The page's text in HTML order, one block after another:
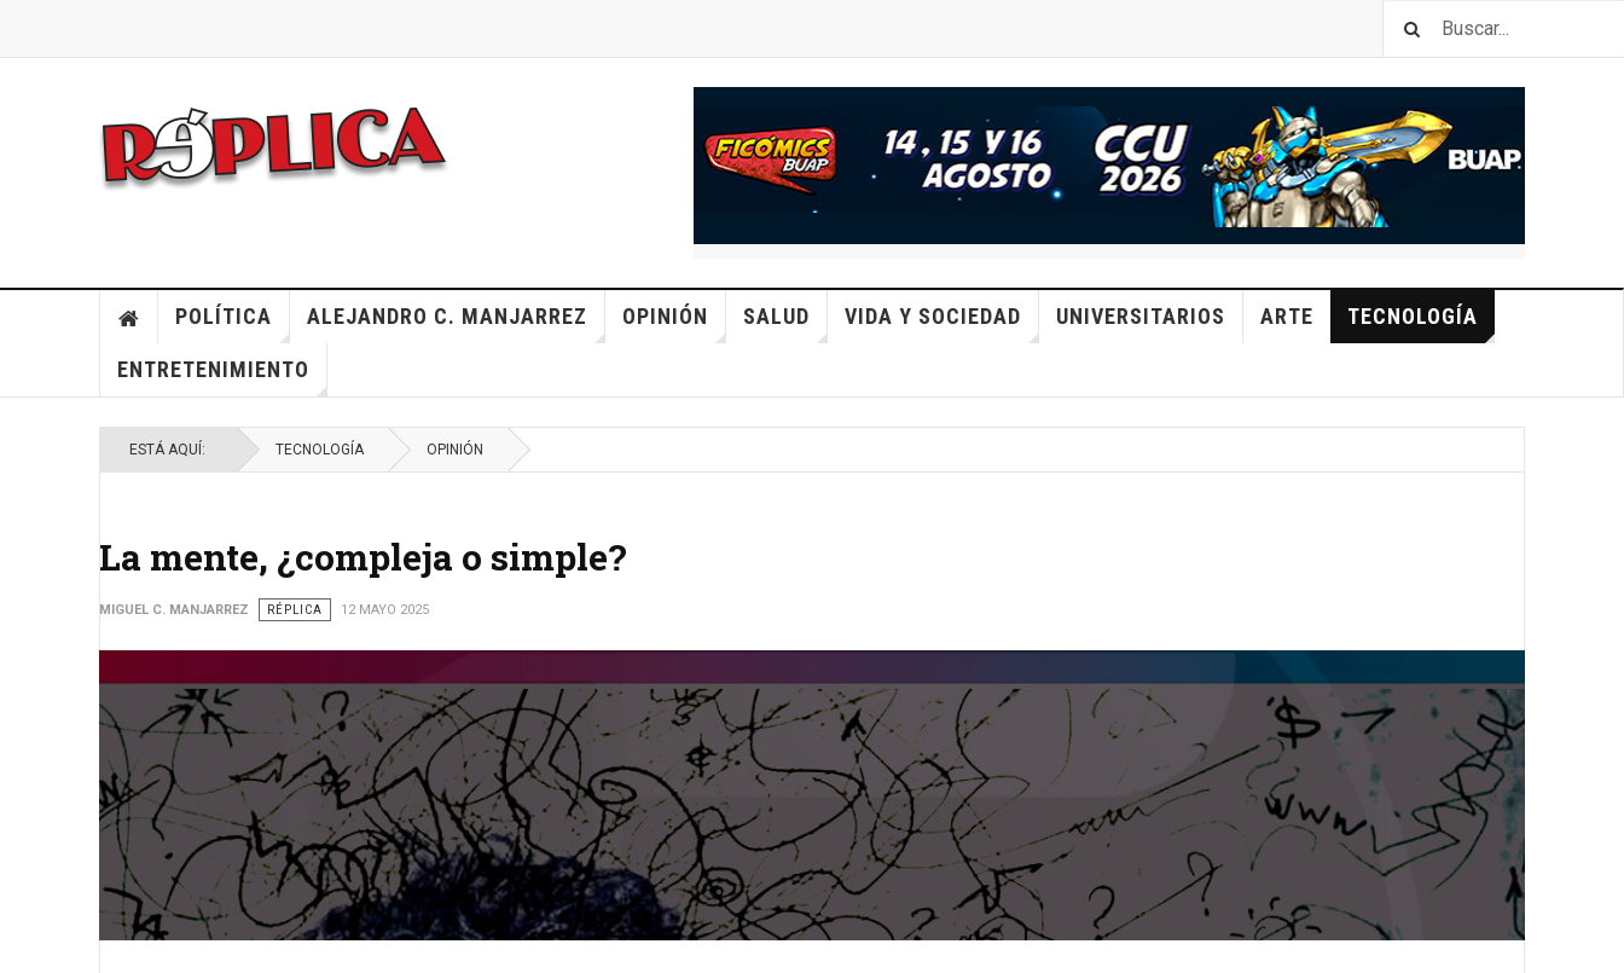
POLÍTICA ALEJANDRO C. MANJARREZ OPINIÓN SALUD VIDA Y SOCIEDAD UNIVERSITARIOS ARTE TECNOLOGÍA
ENTRETENIMIENTO
ESTÁ AQUÍ: TECNOLOGÍA OPINIÓN
La mente, ¿compleja o simple?
MIGUEL C. MANJARREZ RÉPLICA 12 MAYO 2025